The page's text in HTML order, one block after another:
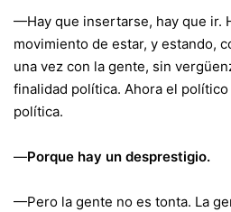
—Hay que insertarse, hay que ir.
movimiento de estar, y estando,
una vez con la gente, sin
finalidad política. Ahora el
política.
—Porque hay un desprestigio.
—Pero la gente no es tonta. La